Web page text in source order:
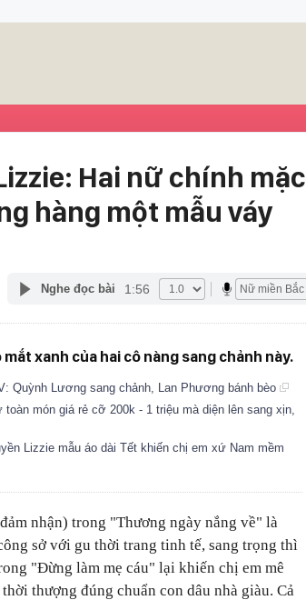
Hai nữ chính mặc
hàng một mẫu váy
Nghe đọc bài 1:56
xanh của hai cô nàng sang chảnh này.
Quỳnh Lương sang chảnh, Lan Phương bánh bèo
món giá rẻ cỡ 200k - 1 triệu mà diện lên sang xịn,
Lizzie mẫu áo dài Tết khiến chị em xứ Nam mềm
đảm nhận) trong "Thương ngày nắng về" là
sở với gu thời trang tinh tế, sang trọng thì
"Đừng làm mẹ cáu" lại khiến chị em mê
thượng đúng chuẩn con dâu nhà giàu. Cả